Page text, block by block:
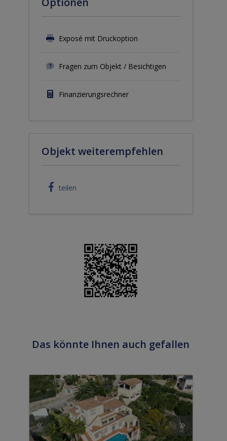
Exposé mit Druckoption
Fragen zum Objekt / Besichtigen
Finanzierungsrechner
Objekt weiterempfehlen
teilen
Das könnte Ihnen auch gefallen